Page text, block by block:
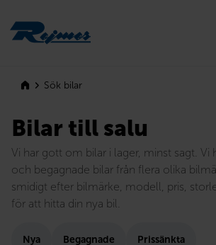
Sök bilar
Bilar till salu
Vi har gott om bilar i lager, minst sagt. Vi
och begagnade bilar från flera olika
smidigt efter bilmärke, modell, pris,
för att hitta din nya bil.
Nya Begagnade Prissänkta